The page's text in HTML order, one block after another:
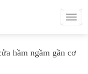
hầm ngầm gần cơ